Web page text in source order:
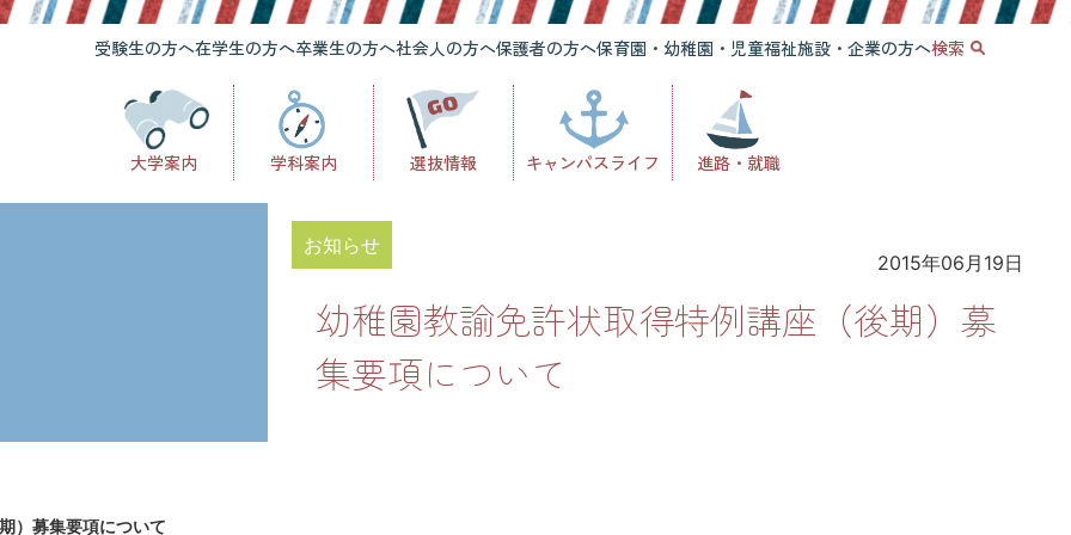
受験生の方へ在学生の方へ卒業生の方へ社会人の方へ保護者の方へ保育園・幼稚園・児童福祉施設・企業の方へ検索
大学案内 学科案内 選抜情報 キャンパスライフ 進路・就職
お知らせ
2015年06月19日
幼稚園教諭免許状取得特例講座（後期）募
集要項について
）募集要項について